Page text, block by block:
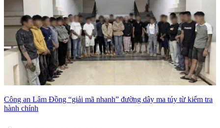
Công an Lâm Đồng “giải mã nhanh” đường dây ma túy từ kiểm tra
hành chính